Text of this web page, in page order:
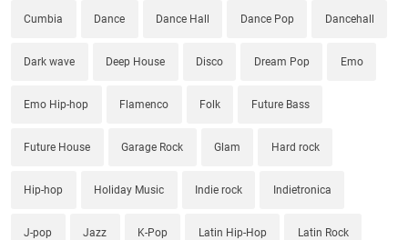
Cumbia Dance Dance Hall Dance Pop Dancehall
Dark wave Deep House Disco Dream Pop Emo
Emo Hip-hop Flamenco Folk Future Bass
Future House Garage Rock Glam Hard rock
Hip-hop Holiday Music Indie rock Indietronica
J-pop Jazz K-Pop Latin Hip-Hop Latin Rock